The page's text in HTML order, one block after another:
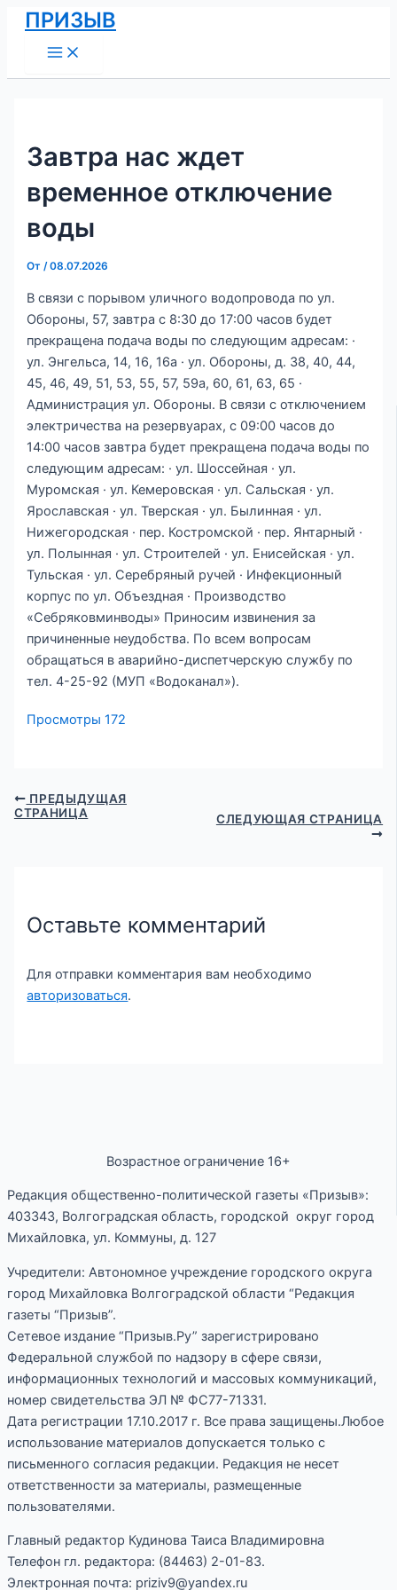
Перейти
содержимому
ПРИЗЫВ
Menu
Завтра нас ждет
временное отключение
воды
От/08.07.2026
В связи с порывом уличного водопровода по ул.
Обороны, 57, завтра с 8:30 до 17:00 часов будет
прекращена подача воды по следующим адресам: ·
ул. Энгельса, 14, 16, 16а · ул. Обороны, д. 38, 40, 44,
45, 46, 49, 51, 53, 55, 57, 59а, 60, 61, 63, 65 ·
Администрация ул. Обороны. В связи с отключением
электричества на резервуарах, с 09:00 часов до
14:00 часов завтра будет прекращена подача воды по
следующим адресам: · ул. Шоссейная · ул.
Муромская · ул. Кемеровская · ул. Сальская · ул.
Ярославская · ул. Тверская · ул. Былинная · ул.
Нижегородская · пер. Костромской · пер. Янтарный ·
ул. Полынная · ул. Строителей · ул. Енисейская · ул.
Тульская · ул. Серебряный ручей · Инфекционный
корпус по ул. Объездная · Производство
«Себряковминводы» Приносим извинения за
причиненные неудобства. По всем вопросам
обращаться в аварийно-диспетчерскую службу по
тел. 4-25-92 (МУП «Водоканал»).
Просмотры 172
Навигация
по
записям
ПРЕДЫДУЩАЯ
СТРАНИЦА
СЛЕДУЮЩАЯ СТРАНИЦА
Оставьте комментарий
Для отправки комментария вам необходимо
авторизоваться.
Возрастное ограничение 16+
Редакция общественно-политической газеты «Призыв»:
403343, Волгоградская область, городской округ город
Михайловка, ул. Коммуны, д. 127
Учредители: Автономное учреждение городского округа
город Михайловка Волгоградской области “Редакция
газеты “Призыв”.
Сетевое издание “Призыв.Ру” зарегистрировано
Федеральной службой по надзору в сфере связи,
информационных технологий и массовых коммуникаций,
номер свидетельства ЭЛ № ФС77-71331.
Дата регистрации 17.10.2017 г. Все права защищены.Любое
использование материалов допускается только с
письменного согласия редакции. Редакция не несет
ответственности за материалы, размещенные
пользователями.
Главный редактор Кудинова Таиса Владимировна
Телефон гл. редактора: (84463) 2-01-83.
Электронная почта: priziv9@yandex.ru